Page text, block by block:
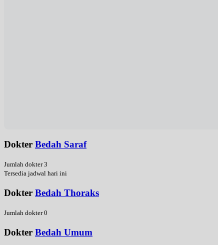
Dokter Bedah Saraf
Jumlah dokter 3
Tersedia jadwal hari ini
Dokter Bedah Thoraks
Jumlah dokter 0
Dokter Bedah Umum